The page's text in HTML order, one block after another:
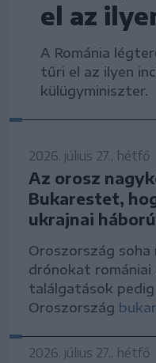
el az
A Románia
tűri el az ilyen
külügyminiszter.
2026. július 27., hétfő
Az orosz
Bukarestet,
ukrajnai
Oroszország soha
drónokat romániai
találgatások
Oroszország
2026. július 27., hétfő